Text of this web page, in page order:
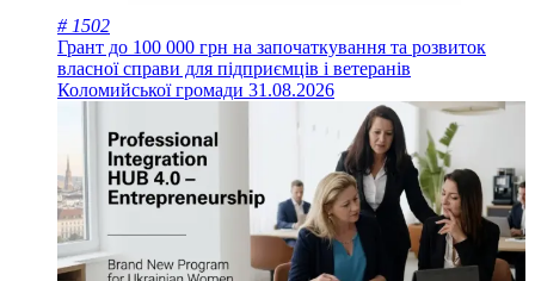
# 1502
Грант до 100 000 грн на започаткування та розвиток
власної справи для підприємців і ветеранів
Коломийської громади 31.08.2026